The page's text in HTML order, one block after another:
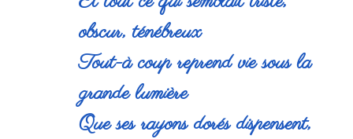
obscur, ténébreux
Tout-à coup reprend vie sous la
grande lumière
Que ses rayons dorés dispensent,